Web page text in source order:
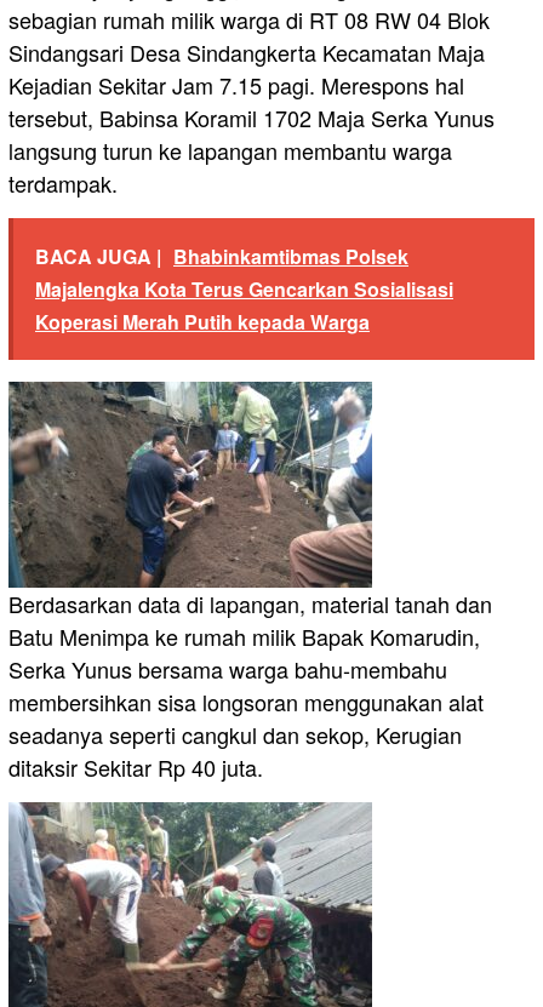
sebagian rumah milik warga di RT 08 RW 04 Blok
Sindangsari Desa Sindangkerta Kecamatan Maja
Kejadian Sekitar Jam 7.15 pagi. Merespons hal
tersebut, Babinsa Koramil 1702 Maja Serka Yunus
langsung turun ke lapangan membantu warga
terdampak.
BACA JUGA | Bhabinkamtibmas Polsek
Majalengka Kota Terus Gencarkan Sosialisasi
Koperasi Merah Putih kepada Warga
Berdasarkan data di lapangan, material tanah dan
Batu Menimpa ke rumah milik Bapak Komarudin,
Serka Yunus bersama warga bahu-membahu
membersihkan sisa longsoran menggunakan alat
seadanya seperti cangkul dan sekop, Kerugian
ditaksir Sekitar Rp 40 juta.